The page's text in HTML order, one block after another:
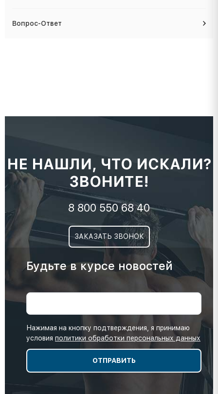
Вопрос-Ответ
НЕ НАШЛИ, ЧТО ИСКАЛИ?
ЗВОНИТЕ!
8 800 550 68 40
ЗАКАЗАТЬ ЗВОНОК
Будьте в курсе новостей
Нажимая на кнопку подтверждения, я принимаю
условия политики обработки персональных данных